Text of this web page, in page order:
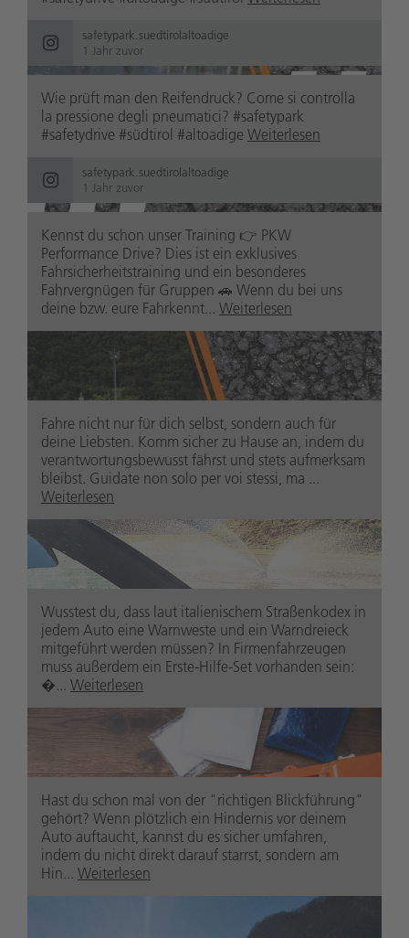
safetypark.suedtirolaltoadige
1 Jahr zuvor
safetypark.suedtirolaltoadige
1 Jahr zuvor
safetypark.suedtirolaltoadige
1 Jahr zuvor
Wie prüft man den Reifendruck? Come si controlla
la pressione degli pneumatici? #safetypark
#safetydrive #südtirol #altoadige Weiterlesen
safetypark.suedtirolaltoadige
1 Jahr zuvor
Kennst du schon unser Training 👉 PKW
Performance Drive? Dies ist ein exklusives
Fahrsicherheitstraining und ein besonderes
Fahrvergnügen für Gruppen 🚗 Wenn du bei uns
deine bzw. eure Fahrkennt... Weiterlesen
Fahre nicht nur für dich selbst, sondern auch für
deine Liebsten. Komm sicher zu Hause an, indem du
verantwortungsbewusst fährst und stets aufmerksam
bleibst. Guidate non solo per voi stessi, ma ...
Weiterlesen
Wusstest du, dass laut italienischem Straßenkodex in
jedem Auto eine Warnweste und ein Warndreieck
mitgeführt werden müssen? In Firmenfahrzeugen
muss außerdem ein Erste-Hilfe-Set vorhanden sein:
�... Weiterlesen
Hast du schon mal von der "richtigen Blickführung"
gehört? Wenn plötzlich ein Hindernis vor deinem
Auto auftaucht, kannst du es sicher umfahren,
indem du nicht direkt darauf starrst, sondern am
Hin... Weiterlesen